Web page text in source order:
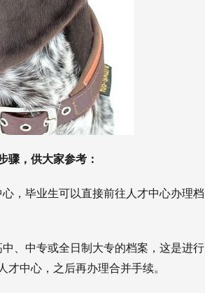
骤，供大家参考：
，毕业生可以直接前往人才中心办理档
、中专或全日制大专的档案，这是进行
中心，之后再办理合并手续。